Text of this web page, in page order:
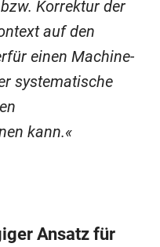
Korrektur der
auf den
einen Machine-
systematische
kann.
Ansatz für